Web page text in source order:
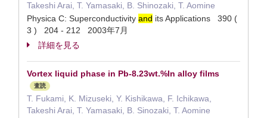
Takeshi Arai, T. Yamasaki, B. Shinozaki, T. Aomine
Physica C: Superconductivity and its Applications 390 (
3 ) 204 - 212 2003年7月
詳細を見る
Vortex liquid phase in Pb-8.23wt.%In alloy films
査読
T. Fukami, K. Mizuseki, Y. Kishikawa, F. Ichikawa,
Takeshi Arai, T. Yamasaki, B. Sinozaki, T. Aomine